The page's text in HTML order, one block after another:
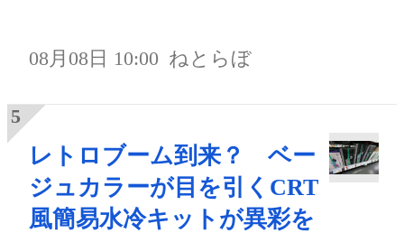
08月08日 10:00 ねとらぼ
レトロブーム到来？ ベー
ジュカラーが目を引くCRT
風簡易水冷キットが異彩を